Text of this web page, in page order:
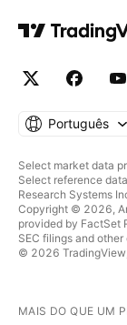
Português
Select market data
Select reference
Research Systems
Copyright © 2026,
provided by FactSet
SEC filings and
© 2026
MAIS DO QUE UM